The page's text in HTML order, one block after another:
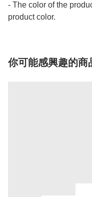
- The color of the
product color.
你可能感興趣的商